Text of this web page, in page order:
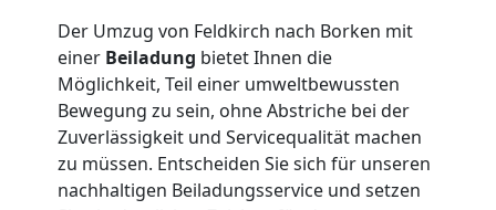
Der Umzug von Feldkirch nach Borken mit
einer Beiladung bietet Ihnen die
Möglichkeit, Teil einer umweltbewussten
Bewegung zu sein, ohne Abstriche bei der
Zuverlässigkeit und Servicequalität machen
zu müssen. Entscheiden Sie sich für unseren
nachhaltigen Beiladungsservice und setzen
Feldkirch
Fernumzug
Feldkirch